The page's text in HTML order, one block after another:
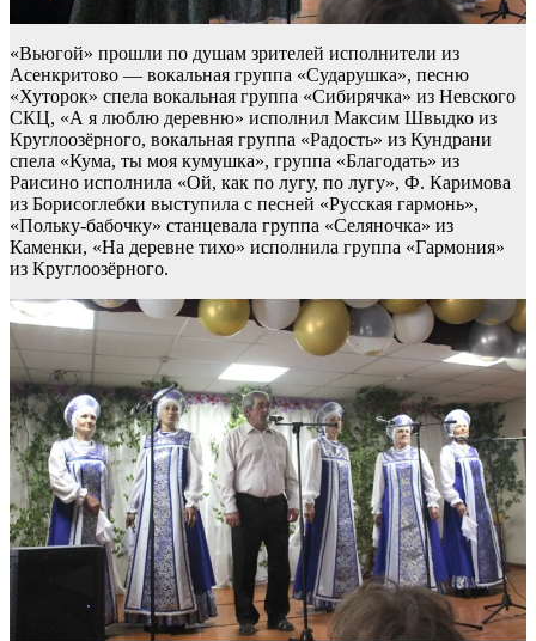
«Вьюгой» прошли по душам зрителей исполнители из
Асенкритово — вокальная группа «Сударушка», песню
«Хуторок» спела вокальная группа «Сибирячка» из Невского
СКЦ, «А я люблю деревню» исполнил Максим Швыдко из
Круглоозёрного, вокальная группа «Радость» из Кундрани
спела «Кума, ты моя кумушка», группа «Благодать» из
Раисино исполнила «Ой, как по лугу, по лугу», Ф. Каримова
из Борисоглебки выступила с песней «Русская гармонь»,
«Польку-бабочку» станцевала группа «Селяночка» из
Каменки, «На деревне тихо» исполнила группа «Гармония»
из Круглоозёрного.